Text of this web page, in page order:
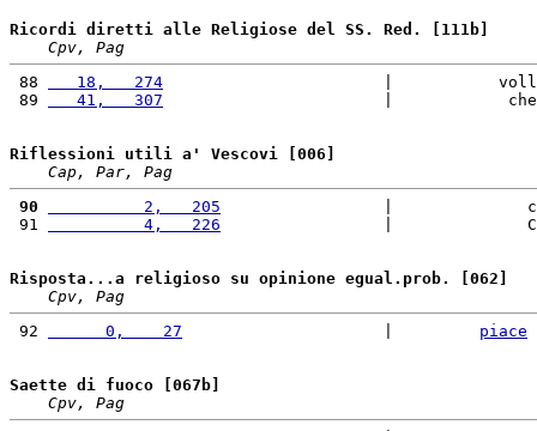
Ricordi diretti alle Religiose del SS. Red. [111b]
Cpv, Pag
88
   18,   274
|
89
   41,   307
|
Riflessioni utili a' Vescovi [006]
Cap, Par, Pag
90
          2,   205
|
91
          4,   226
|
Risposta...a religioso su opinione egual.prob. [062]
Cpv, Pag
92
      0,    27
piace
Saette di fuoco [067b]
Cpv, Pag